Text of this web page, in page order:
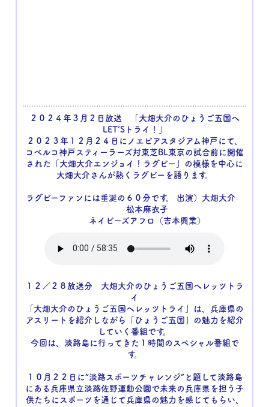
２０２４年３月２日放送 「大畑大介のひょうご五国へ
LET‘Sトライ！」
２０２３年１２月２４日にノエビアスタジアム神戸にて、
コベルコ神戸スティーラーズ対東芝BL東京の試合前に開催
された「大畑大介エンジョイ！ラグビー」の模様を中心に
大畑大介さんが熱くラグビーを語ります。
ラグビーファンには垂涎の６０分です。 出演）大畑大介
松本麻衣子
ネイビーズアフロ（吉本興業）
１２／２８放送分 大畑大介のひょうご五国へレッツトラ
イ
「大畑大介のひょうご五国へレッツトライ」は、兵庫県の
アスリートを紹介しながら「ひょうご五国」の魅力を紹介
していく番組です。
今回は、淡路島に行ってきた１時間のスペシャル番組で
す。
１０月２２日に“淡路スポーツチャレンジ”と題して淡路島
にある兵庫県立淡路佐野運動公園で未来の兵庫県を担う子
供たちにスポーツを通じて兵庫県の魅力を感じてもらい、